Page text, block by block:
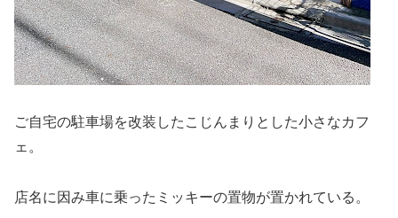
ご自宅の駐車場を改装したこじんまりとした小さなカフ
ェ。
店名に因み車に乗ったミッキーの置物が置かれている。